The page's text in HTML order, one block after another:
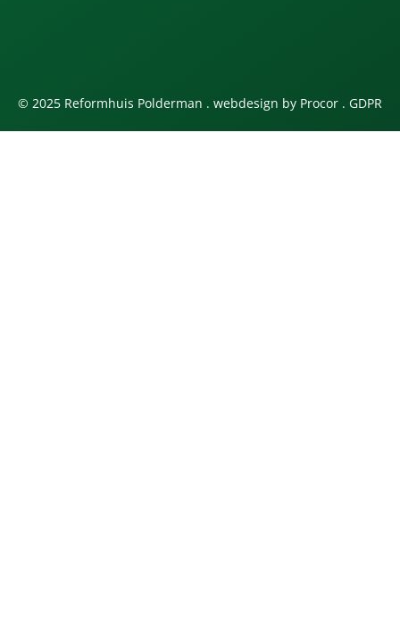
© 2025 Reformhuis Polderman . webdesign by Procor . GDPR